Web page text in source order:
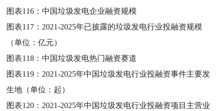
图表116：中国垃圾发电企业融资规模
图表117： 2021-2025年已披露的垃圾发电行业投融资规模
（单位：亿元）
图表118：中国垃圾发电热门融资赛道
图表119： 2021-2025年中国垃圾发电行业投融资事件主要发
生地（单位：起）
图表120： 2021-2025年中国垃圾发电行业投融资项目主营业